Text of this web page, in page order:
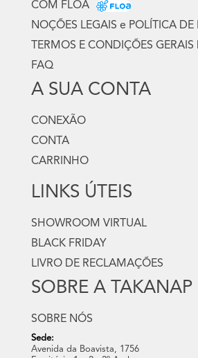
COM FLOA
NOÇÕES LEGAIS e POLÍTICA DE
TERMOS E CONDIÇÕES
FAQ
A SUA CONTA
CONEXÃO
CONTA
CARRINHO
LINKS ÚTEIS
SHOWROOM VIRTUAL
BLACK FRIDAY
LIVRO DE RECLAMAÇÕES
SOBRE A TAKANAP
SOBRE NÓS
Sede:
Avenida da Boavista, 1756